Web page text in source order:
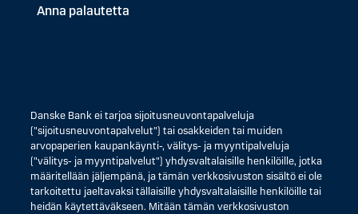
Anna palautetta
Danske Bank ei tarjoa sijoitusneuvontapalveluja
("sijoitusneuvontapalvelut") tai osakkeiden tai muiden
arvopaperien kaupankäynti-, välitys- ja myyntipalveluja
("välitys- ja myyntipalvelut") yhdysvaltalaisille henkilöille, jotka
määritellään jäljempänä, ja tämän verkkosivuston sisältö ei ole
tarkoitettu jaeltavaksi tällaisille yhdysvaltalaisille henkilöille tai
heidän käytettäväkseen. Mitään tämän verkkosivuston